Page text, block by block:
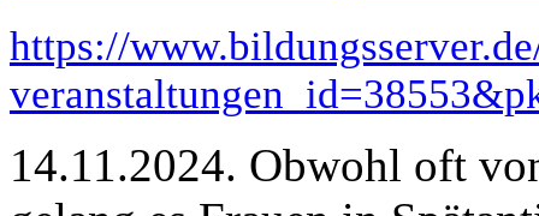
https://
14.11.2024. Obwohl oft